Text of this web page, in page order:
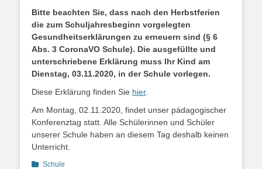
Bitte beachten Sie, dass nach den Herbstferien
die zum Schuljahresbeginn vorgelegten
Gesundheitserklärungen zu erneuern sind (§ 6
Abs. 3 CoronaVO Schule). Die ausgefüllte und
unterschriebene Erklärung muss Ihr Kind am
Dienstag, 03.11.2020, in der Schule vorlegen.
Diese Erklärung finden Sie hier.
Am Montag, 02.11.2020, findet unser pädagogischer
Konferenztag statt. Alle Schülerinnen und Schüler
unserer Schule haben an diesem Tag deshalb keinen
Unterricht.
Categories
Schule